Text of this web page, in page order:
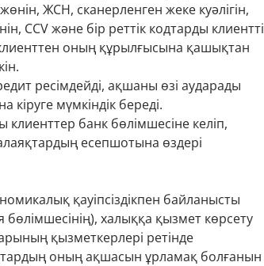
ЖСН, сканерленген жеке куәлігін,
CCV және бір реттік кодтарды клиентті
оның құрылғысына қашықтан
ресімдейді, ақшаны өзі аударады
мүмкіндік береді.
банк бөлімшесіне келіп,
есепшотына өздері
қауіпсіздікпен байланысты
бөлімшесінің), халыққа қызмет көрсету
қызметкерлері ретінде
оның ақшасын ұрламақ болғанын